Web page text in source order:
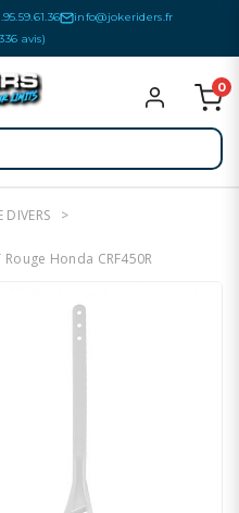
info@jokeriders.fr
avis)
0
DIVERS
Honda CRF450R